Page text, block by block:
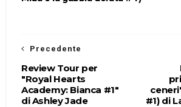
#1) di
Precedente
Review Tour per
"Royal Hearts
Academy: Bianca #1"
di Ashley Jade